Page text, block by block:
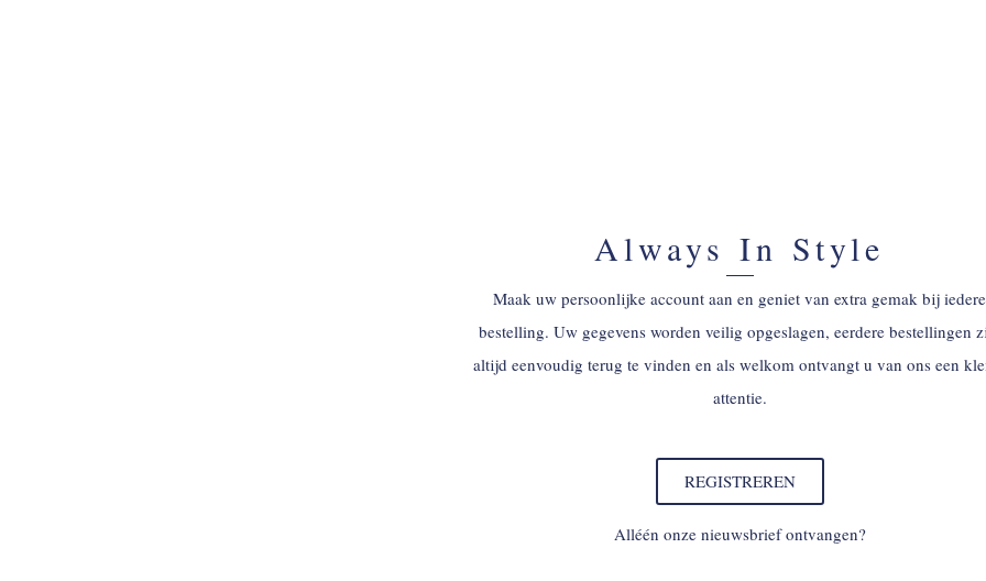
Always In Style
Maak uw persoonlijke account aan en geniet van extra gemak bij iedere
bestelling. Uw gegevens worden veilig opgeslagen, eerdere bestellingen
altijd eenvoudig terug te vinden en als welkom ontvangt u van ons een
attentie.
REGISTREREN
Alléén onze nieuwsbrief ontvangen?